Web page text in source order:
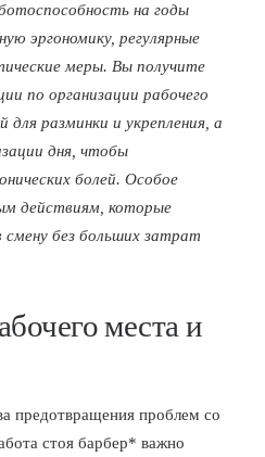
на годы
эргономику, регулярные
меры. Вы получите
по организации рабочего
разминки и укрепления, а
дня, чтобы
болей. Особое
действиям, которые
без больших затрат
места и
предотвращения проблем со
стоя барбер* важно